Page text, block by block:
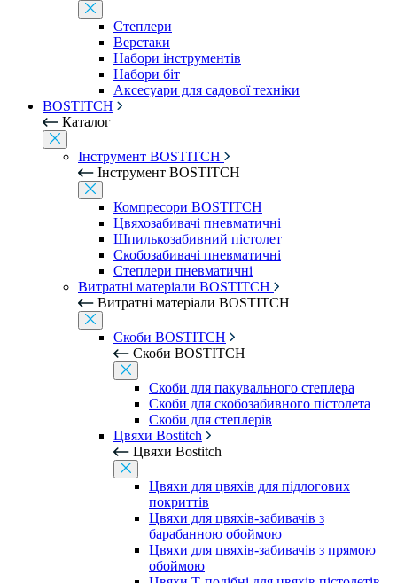
Степлери
Верстаки
Набори інструментів
Набори біт
Аксесуари для садової техніки
BOSTITCH
Каталог
Інструмент BOSTITCH
Інструмент BOSTITCH
Компресори BOSTITCH
Цвяхозабивачі пневматичні
Шпилькозабивний пістолет
Скобозабивачі пневматичні
Степлери пневматичні
Витратні матеріали BOSTITCH
Витратні матеріали BOSTITCH
Скоби BOSTITCH
Скоби BOSTITCH
Скоби для пакувального степлера
Скоби для скобозабивного пістолета
Скоби для степлерів
Цвяхи Bostitch
Цвяхи Bostitch
Цвяхи для цвяхів для підлогових
покриттів
Цвяхи для цвяхів-забивачів з
барабанною обоймою
Цвяхи для цвяхів-забивачів з прямою
обоймою